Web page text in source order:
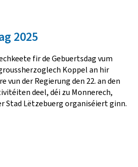
2025
fir de Gebuertsdag vum
Koppel an hir
vun der Regierung den 22. an den
deel, déi zu Monnerech,
Stad Lëtzebuerg organiséiert ginn.